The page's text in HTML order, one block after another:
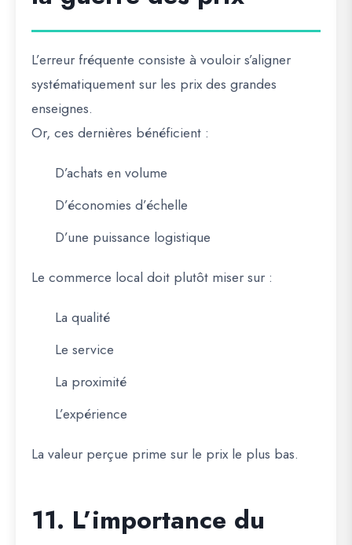
L’erreur fréquente consiste à vouloir s’aligner
systématiquement sur les prix des grandes
enseignes.
Or, ces dernières bénéficient :
D’achats en volume
D’économies d’échelle
D’une puissance logistique
Le commerce local doit plutôt miser sur :
La qualité
Le service
La proximité
L’expérience
La valeur perçue prime sur le prix le plus bas.
11. L’importance du